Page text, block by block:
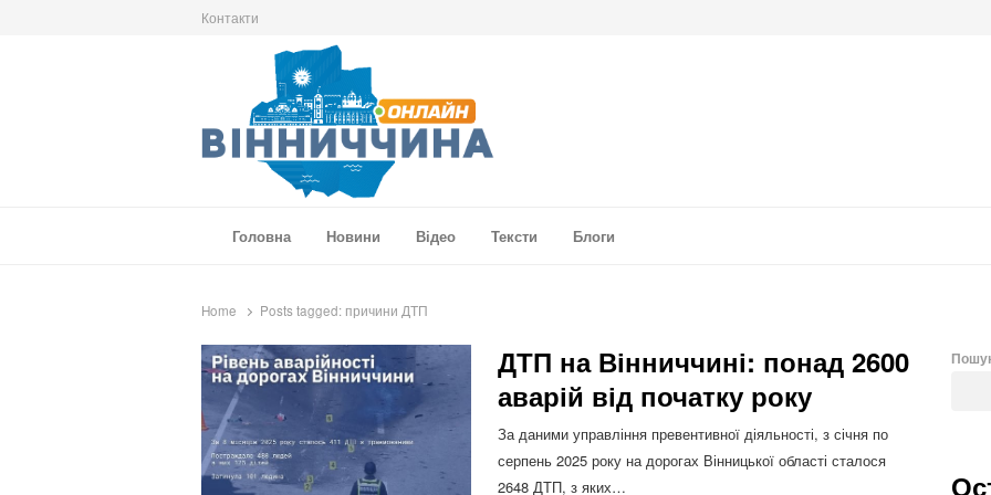
Контакти
Головна
Новини Відео Тексти Блоги
Home Posts tagged: причини ДТП
ДТП на Вінниччині: понад 2600
аварій від початку року
За даними управління превентивної діяльності, з січня по
серпень 2025 року на дорогах Вінницької області сталося
2648 ДТП, з яких…